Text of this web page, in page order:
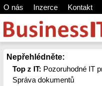
O nás Inzerce Kontakt
Nepřehlédněte:
Top z IT: Pozoruhodné IT
Správa dokumentů